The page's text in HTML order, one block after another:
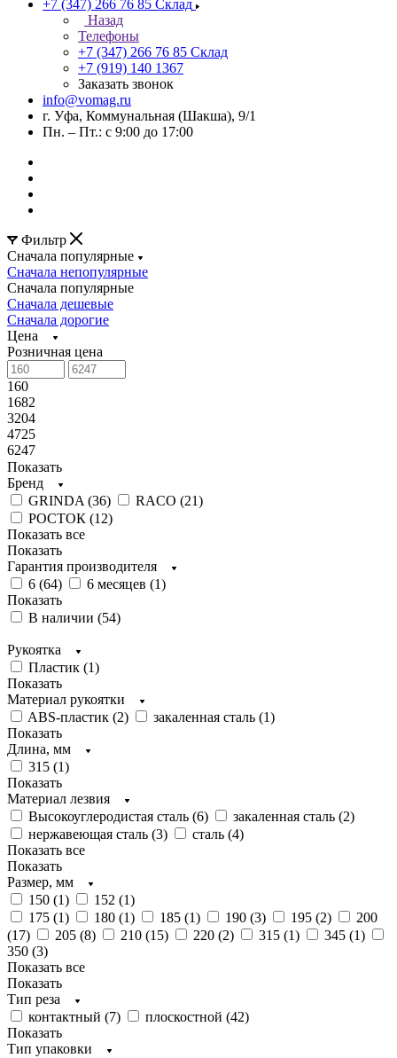
+7 (347) 266 76 85 Склад
Назад
Телефоны
+7 (347) 266 76 85 Склад
+7 (919) 140 1367
Заказать звонок
info@vomag.ru
г. Уфа, Коммунальная (Шакша), 9/1
Пн. – Пт.: с 9:00 до 17:00
Фильтр
Сначала популярные
Сначала непопулярные
Сначала популярные
Сначала дешевые
Сначала дорогие
Цена
Розничная цена
160
1682
3204
4725
6247
Показать
Бренд
GRINDA (36) RACO (21)
РОСТОК (12)
Показать все
Показать
Гарантия производителя
6 (64) 6 месяцев (1)
Показать
В наличии (54)
Рукоятка
Пластик (1)
Показать
Материал рукоятки
ABS-пластик (2) закаленная сталь (1)
Показать
Длина, мм
315 (1)
Показать
Материал лезвия
Высокоуглеродистая сталь (6) закаленная сталь (2)
нержавеющая сталь (3) сталь (4)
Показать все
Показать
Размер, мм
150 (1) 152 (1)
175 (1) 180 (1) 185 (1) 190 (3) 195 (2)
200
(17) 205 (8) 210 (15) 220 (2) 315 (1) 345 (1)
350 (3)
Показать все
Показать
Тип реза
контактный (7) плоскостной (42)
Показать
Тип упаковки